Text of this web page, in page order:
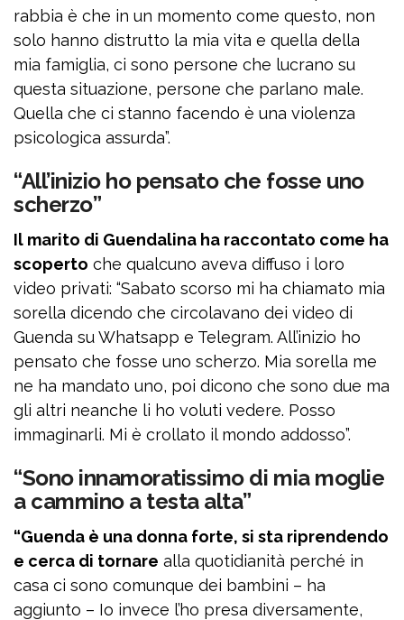
rabbia è che in un momento come questo, non
solo hanno distrutto la mia vita e quella della
mia famiglia, ci sono persone che lucrano su
questa situazione, persone che parlano male.
Quella che ci stanno facendo è una violenza
psicologica assurda”.
“All’inizio ho pensato che fosse uno
scherzo”
Il marito di Guendalina ha raccontato come ha
scoperto che qualcuno aveva diffuso i loro
video privati: “Sabato scorso mi ha chiamato mia
sorella dicendo che circolavano dei video di
Guenda su Whatsapp e Telegram. All’inizio ho
pensato che fosse uno scherzo. Mia sorella me
ne ha mandato uno, poi dicono che sono due ma
gli altri neanche li ho voluti vedere. Posso
immaginarli. Mi è crollato il mondo addosso”.
“Sono innamoratissimo di mia moglie
a cammino a testa alta”
“Guenda è una donna forte, si sta riprendendo
e cerca di tornare alla quotidianità perché in
casa ci sono comunque dei bambini – ha
aggiunto – Io invece l’ho presa diversamente,